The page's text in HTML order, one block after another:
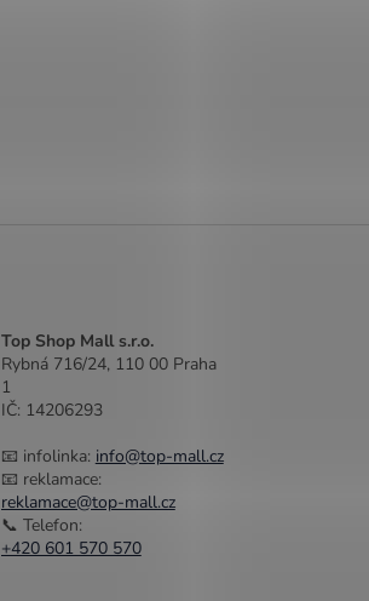
Top Shop Mall s.r.o.
Rybná 716/24, 110 00 Praha
1
IČ: 14206293
📧 infolinka: info@top-mall.cz
📧 reklamace:
reklamace@top-mall.cz
📞 Telefon:
+420 601 570 570